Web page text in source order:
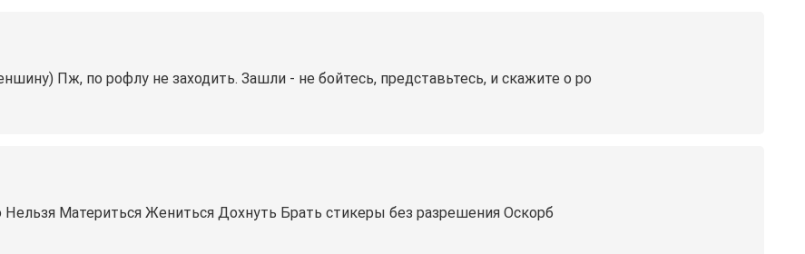
Пж, по рофлу не заходить. Зашли - не бойтесь, представьтесь, и скажите о ро
Материться Жениться Дохнуть Брать стикеры без разрешения Оскорб